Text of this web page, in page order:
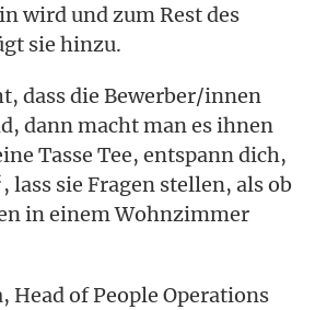
wird und zum Rest des
sie hinzu.
dass die Bewerber/innen
dann macht man es ihnen
Tasse Tee, entspann dich,
lass sie Fragen stellen, als ob
in einem Wohnzimmer
Head of People Operations